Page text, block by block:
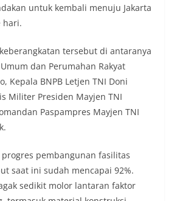
untuk kembali menuju Jakarta
hari.
tersebut di antaranya
dan Perumahan Rakyat
Kepala BNPB Letjen TNI Doni
Militer Presiden Mayjen TNI
Paspampres Mayjen TNI
pembangunan fasilitas
saat ini sudah mencapai 92%.
sedikit molor lantaran faktor